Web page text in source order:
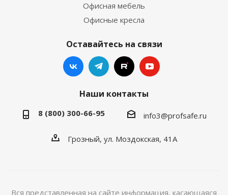
Офисная мебель
Офисные кресла
Оставайтесь на связи
Наши контакты
8 (800) 300-66-95 info3@profsafe.ru
Грозный, ул. Моздокская, 41А
Вся представленная на сайте информация, касающаяся